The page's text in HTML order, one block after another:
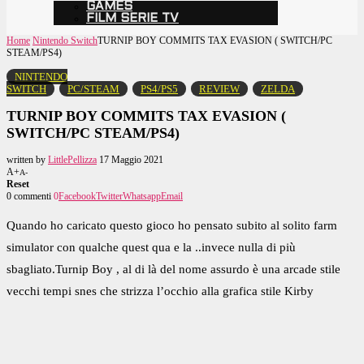
GAMES
FILM SERIE TV
Home Nintendo SwitchTURNIP BOY COMMITS TAX EVASION ( SWITCH/PC
STEAM/PS4)
NINTENDO
SWITCH
PC/STEAM PS4/PS5 REVIEW ZELDA
TURNIP BOY COMMITS TAX EVASION (
SWITCH/PC STEAM/PS4)
written by LittlePellizza 17 Maggio 2021
A+A-
Reset
0 commenti 0FacebookTwitterWhatsappEmail
Quando ho caricato questo gioco ho pensato subito al solito farm
simulator con qualche quest qua e la ..invece nulla di più
sbagliato.Turnip Boy , al di là del nome assurdo è una arcade stile
vecchi tempi snes che strizza l’occhio alla grafica stile Kirby